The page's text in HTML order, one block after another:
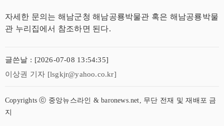
자세한 문의는 해남군청 해남공룡박물관 혹은 해남공룡박물
관 누리집에서 참조하면 된다.
글쓴날 : [2026-07-08 13:54:35]
이상권 기자 [lsgkjr@yahoo.co.kr]
Copyrights ⓒ 중앙뉴스라인 & baronews.net, 무단 전재 및 재배포 금
지